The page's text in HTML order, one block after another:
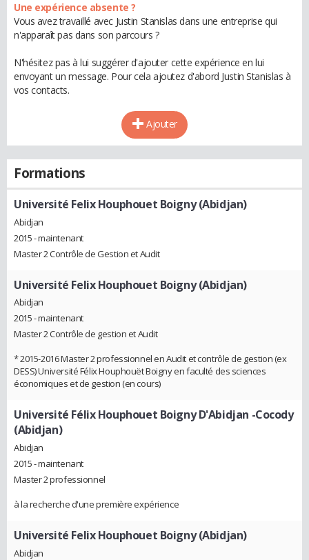
Une expérience absente ?
Vous avez travaillé avec Justin Stanislas dans une entreprise qui
n'apparaît pas dans son parcours ?
N'hésitez pas à lui suggérer d'ajouter cette expérience en lui
envoyant un message. Pour cela ajoutez d'abord Justin Stanislas à
vos contacts.
Ajouter
Formations
Université Felix Houphouet Boigny (Abidjan)
Abidjan
2015 - maintenant
Master 2 Contrôle de Gestion et Audit
Université Felix Houphouet Boigny (Abidjan)
Abidjan
2015 - maintenant
Master 2 Contrôle de gestion et Audit
* 2015-2016 Master 2 professionnel en Audit et contrôle de gestion (ex
DESS) Université Félix Houphouët Boigny en faculté des sciences
économiques et de gestion (en cours)
Université Félix Houphouet Boigny D'Abidjan -Cocody
(Abidjan)
Abidjan
2015 - maintenant
Master 2 professionnel
à la recherche d'une première expérience
Université Felix Houphouet Boigny (Abidjan)
Abidjan